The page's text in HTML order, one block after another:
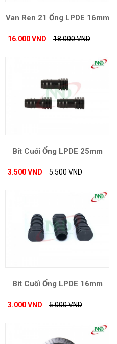
Van Ren 21 Ống LPDE 16mm
16.000 VND 18.000 VND
Bít Cuối Ống LPDE 25mm
3.500 VND 5.500 VND
Bít Cuối Ống LPDE 16mm
3.000 VND 5.000 VND